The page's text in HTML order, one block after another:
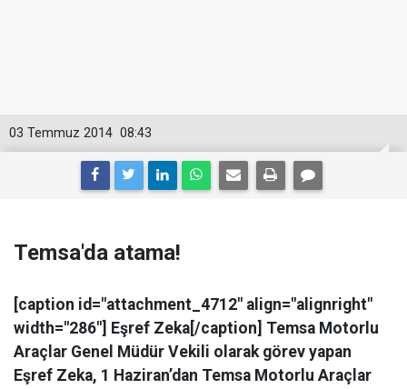
08:43
03 Temmuz 2014
Temsa'da atama!
[caption id="attachment_4712" align="alignright"
width="286"] Eşref Zeka[/caption] Temsa Motorlu
Araçlar Genel Müdür Vekili olarak görev yapan
Eşref Zeka, 1 Haziran’dan Temsa Motorlu Araçlar